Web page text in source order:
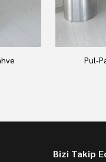
Pul-
Bizi Takip